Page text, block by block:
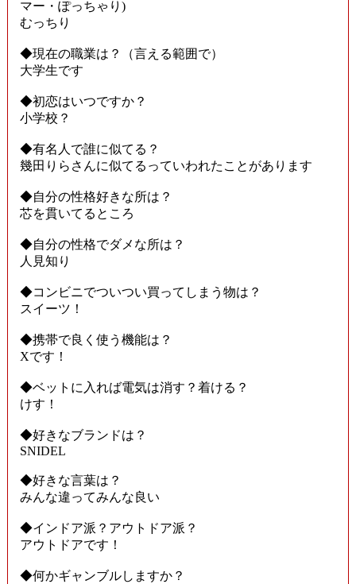
マー・ぽっちゃり)
むっちり
◆現在の職業は？（言える範囲で）
大学生です
◆初恋はいつですか？
小学校？
◆有名人で誰に似てる？
幾田りらさんに似てるっていわれたことがあります
◆自分の性格好きな所は？
芯を貫いてるところ
◆自分の性格でダメな所は？
人見知り
◆コンビニでついつい買ってしまう物は？
スイーツ！
◆携帯で良く使う機能は？
Xです！
◆ベットに入れば電気は消す？着ける？
けす！
◆好きなブランドは？
SNIDEL
◆好きな言葉は？
みんな違ってみんな良い
◆インドア派？アウトドア派？
アウトドアです！
◆何かギャンブルしますか？